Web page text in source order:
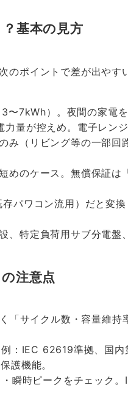
基本の見方
のポイントで差が出やす
3〜7kWh）。夜間の家電
力量が控えめ。電子レン
み（リビング等の一部回
めのケース。無償保証
存パワコン流用）だと変
、特定負荷用サブ分電盤
注意点
「サイクル数・容量維
例：IEC 62619準拠、国
護機能。
・瞬時ピークをチェック